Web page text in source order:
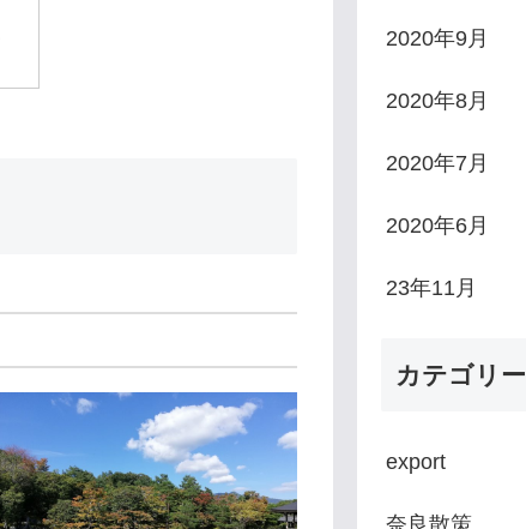
2020年9月
2020年8月
2020年7月
2020年6月
23年11月
カテゴリー
export
奈良散策